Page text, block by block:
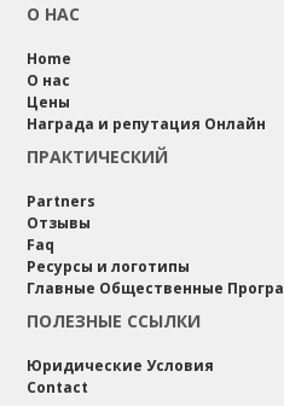
О НАС
Home
О нас
Цены
Награда и репутация Онлайн
ПРАКТИЧЕСКИЙ
Partners
Отзывы
Faq
Ресурсы и логотипы
Главные Общественные
ПОЛЕЗНЫЕ ССЫЛКИ
Юридические Условия
Contact